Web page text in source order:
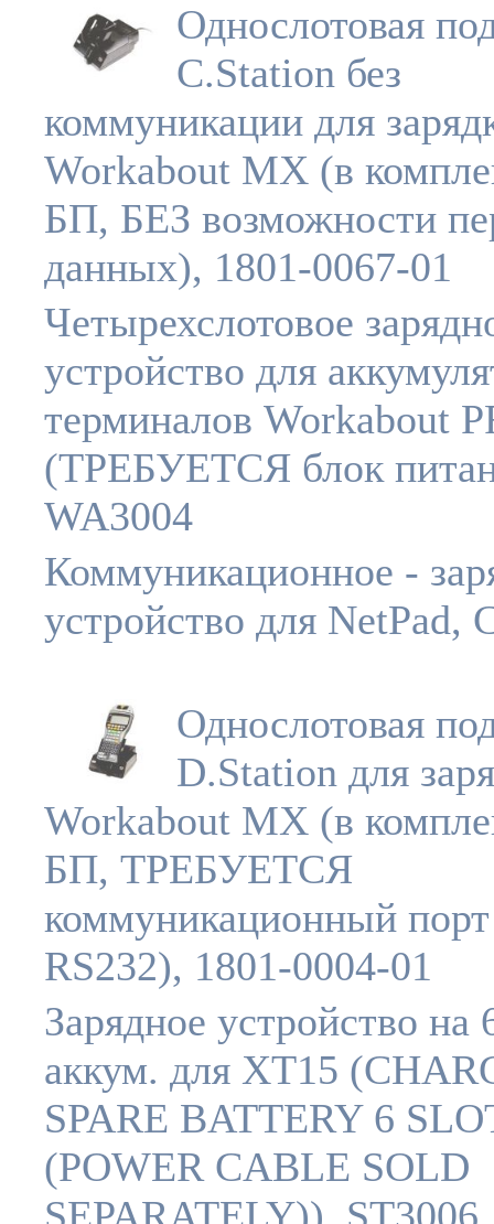
Однослотовая
C.Station без
коммуникации для
Workabout MX (в
БП, БЕЗ возможности
данных), 1801-0067-01
Четырехслотовое
устройство для
терминалов Workabout
(ТРЕБУЕТСЯ блок
WA3004
Коммуникационное -
устройство для NetPad,
Однослотовая
D.Station для
Workabout MX (в
БП, ТРЕБУЕТСЯ
коммуникационный порт
RS232), 1801-0004-01
Зарядное устройство на
аккум. для XT15
SPARE BATTERY 6
(POWER CABLE SOLD